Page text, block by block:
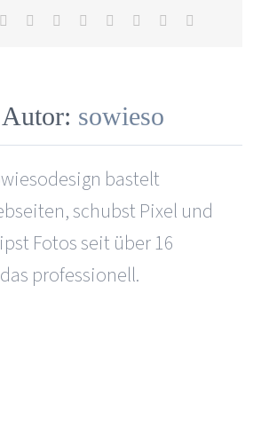
Reddit LinkedInWhatsApp
TumblrPinterest Xing
sowieso
bastelt
schubst Pixel und
Fotos seit über 16
professionell.